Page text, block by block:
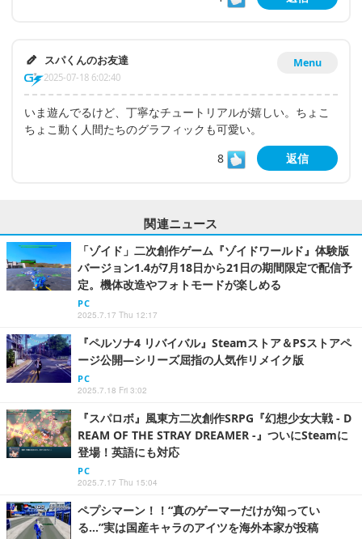
Menu
スパくんのお友達
2025-07-18 6:02:40
いま遊んでるけど、丁寧なチュートリアルが嬉しい。ちょこ
ちょこ動く人間たちのグラフィックも可愛い。
8
返信
関連ニュース
「ゾイド」二次創作ゲーム『ゾイドワールド』体験版
バージョン1.4が7月18日から21日の期間限定で配信予
定。機体改造やフォトモードが楽しめる
PC
2025.7.17 Thu 12:17
『ペルソナ4 リバイバル』Steamストア＆PSストアペ
ージ公開―シリーズ屈指の人気作リメイク版
PC
2025.7.18 Fri 3:02
『スパロボ』風東方二次創作SRPG『幻想少女大戦 - D
REAM OF THE STRAY DREAMER -』ついにSteamに
登場！英語にも対応
PC
2025.7.17 Thu 15:04
ペプシマーン！！“真のゲーマーだけが知ってい
る…”実は国産キャラのアイツを海外本家が投稿